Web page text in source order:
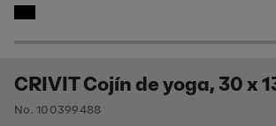
CRIVIT Cojín de yoga, 30 x
No. 100399488